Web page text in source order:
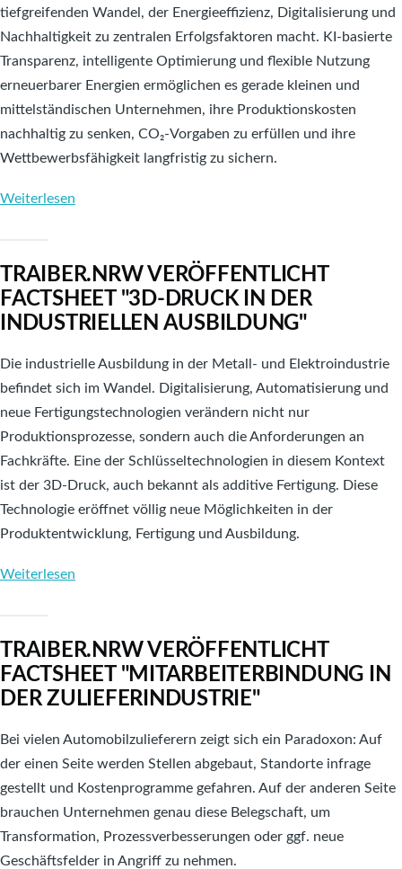
tiefgreifenden Wandel, der Energieeffizienz, Digitalisierung und
Nachhaltigkeit zu zentralen Erfolgsfaktoren macht. KI-basierte
Transparenz, intelligente Optimierung und flexible Nutzung
erneuerbarer Energien ermöglichen es gerade kleinen und
mittelständischen Unternehmen, ihre Produktionskosten
nachhaltig zu senken, CO₂-Vorgaben zu erfüllen und ihre
Wettbewerbsfähigkeit langfristig zu sichern.
Weiterlesen
Factsheet
"Nachhaltige
Produktion
optimierte
Nutzung
erneuerbarer
Energien"
veröffentlicht
TRAIBER.NRW VERÖFFENTLICHT
FACTSHEET "3D-DRUCK IN DER
INDUSTRIELLEN AUSBILDUNG"
Die industrielle Ausbildung in der Metall- und Elektroindustrie
befindet sich im Wandel. Digitalisierung, Automatisierung und
neue Fertigungstechnologien verändern nicht nur
Produktionsprozesse, sondern auch die Anforderungen an
Fachkräfte. Eine der Schlüsseltechnologien in diesem Kontext
ist der 3D-Druck, auch bekannt als additive Fertigung. Diese
Technologie eröffnet völlig neue Möglichkeiten in der
Produktentwicklung, Fertigung und Ausbildung.
Weiterlesen
Factsheet
"3D-
Druck
der
industriellen
Ausbildung"
TRAIBER.NRW VERÖFFENTLICHT
FACTSHEET "MITARBEITERBINDUNG IN
DER ZULIEFERINDUSTRIE"
Bei vielen Automobilzulieferern zeigt sich ein Paradoxon: Auf
der einen Seite werden Stellen abgebaut, Standorte infrage
gestellt und Kostenprogramme gefahren. Auf der anderen Seite
brauchen Unternehmen genau diese Belegschaft, um
Transformation, Prozessverbesserungen oder ggf. neue
Geschäftsfelder in Angriff zu nehmen.